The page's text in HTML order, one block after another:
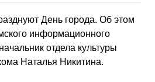
День города. Об этом
информационного
отдела культуры
Наталья Никитина.